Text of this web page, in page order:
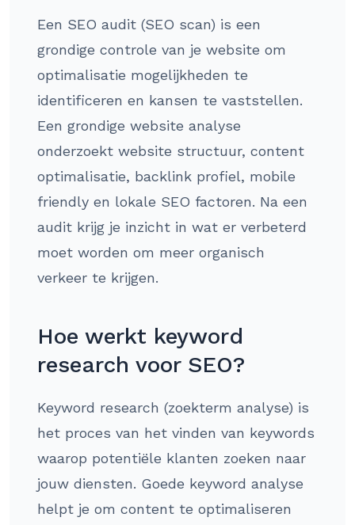
Een SEO audit (SEO scan) is een
grondige controle van je website om
optimalisatie mogelijkheden te
identificeren en kansen te vaststellen.
Een grondige website analyse
onderzoekt website structuur, content
optimalisatie, backlink profiel, mobile
friendly en lokale SEO factoren. Na een
audit krijg je inzicht in wat er verbeterd
moet worden om meer organisch
verkeer te krijgen.
Hoe werkt keyword
research voor SEO?
Keyword research (zoekterm analyse) is
het proces van het vinden van keywords
waarop potentiële klanten zoeken naar
jouw diensten. Goede keyword analyse
helpt je om content te optimaliseren